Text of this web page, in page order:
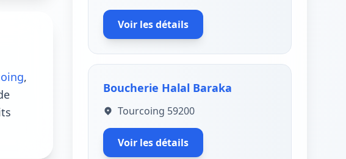
,
Voir les détails
Boucherie Halal Baraka
Tourcoing 59200
Voir les détails